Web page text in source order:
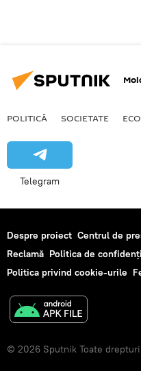
POLITICĂ SOCIETATE
Telegram
Despre proiect Centrul de
Reclamă Politica de
Politica privind cookie-urile
© 2026 Sputnik Toate